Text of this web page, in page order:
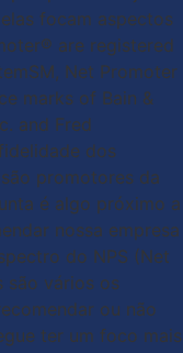
focam aspectos
are registered
Net Promoter
marks of Bain &
and Fred
dos
promotores da
é algo próximo a
nossa empresa
do NPS (Net
são vários os
ou não
ter um foco mais